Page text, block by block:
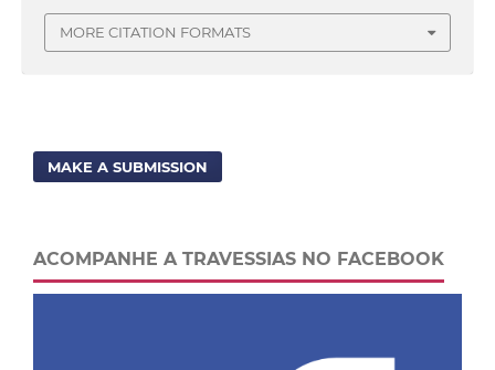
MORE CITATION FORMATS
MAKE A SUBMISSION
ACOMPANHE A TRAVESSIAS NO FACEBOOK